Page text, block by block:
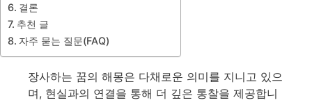
결론
추천 글
자주 묻는 질문(FAQ)
장사하는 꿈의 해몽은 다채로운 의미를 지니고 있으
며, 현실과의 연결을 통해 더 깊은 통찰을 제공합니